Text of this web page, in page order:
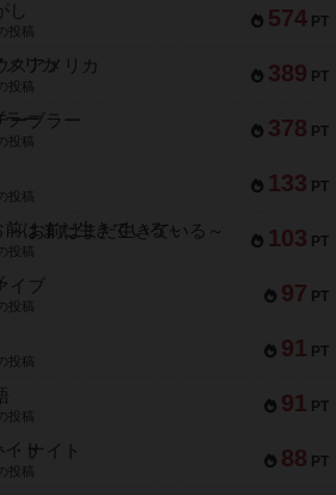
574 PT
投稿
389 PT
スアメリカ
投稿
378 PT
ーブラー
投稿
133 PT
投稿
103 PT
お前はまだ生きている～
投稿
97 PT
イブ
投稿
91 PT
投稿
91 PT
投稿
88 PT
・ナイト
投稿